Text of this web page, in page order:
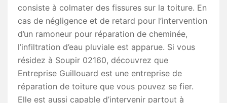
consiste à colmater des fissures sur la toiture. En
cas de négligence et de retard pour l’intervention
d’un ramoneur pour réparation de cheminée,
l’infiltration d’eau pluviale est apparue. Si vous
résidez à Soupir 02160, découvrez que
Entreprise Guillouard est une entreprise de
réparation de toiture que vous pouvez se fier.
Elle est aussi capable d’intervenir partout à